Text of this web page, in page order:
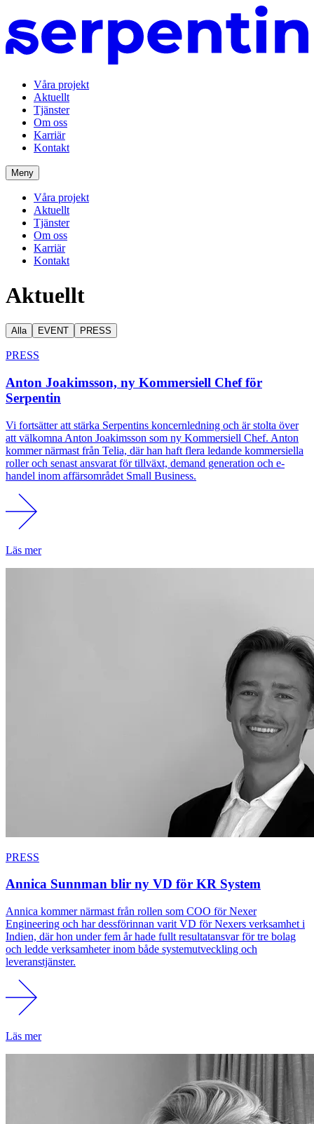
Våra projekt
Aktuellt
Tjänster
Om oss
Karriär
Kontakt
Meny
Våra projekt
Aktuellt
Tjänster
Om oss
Karriär
Kontakt
Aktu­ellt
Alla EVENT PRESS
PRESS
Anton Joakimsson, ny Kommersiell Chef för
Serpentin
Vi fortsätter att stärka Serpentins koncernledning och är stolta över
att välkomna Anton Joakimsson som ny Kommersiell Chef. Anton
kommer närmast från Telia, där han haft flera ledande kommersiella
roller och senast ansvarat för tillväxt, demand generation och e-
handel inom affärsområdet Small Business.
Läs mer
PRESS
Annica Sunnman blir ny VD för KR System
Annica kommer närmast från rollen som COO för Nexer
Engineering och har dessförinnan varit VD för Nexers verksamhet i
Indien, där hon under fem år hade fullt resultatansvar för tre bolag
och ledde verksamheter inom både systemutveckling och
leveranstjänster.
Läs mer